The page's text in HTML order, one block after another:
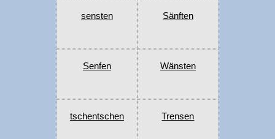
sensten Sänften
Senfen Wänsten
tschentschen Trensen